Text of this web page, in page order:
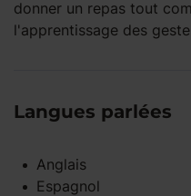
donner un repas tout
l'apprentissage des
Langues parlées
Anglais
Espagnol